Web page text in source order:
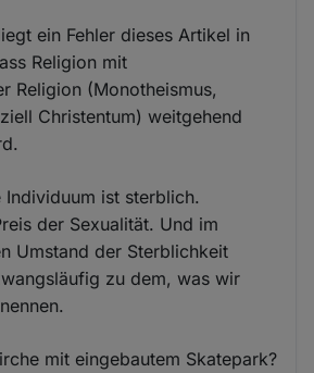
ein Fehler dieses Artikel in
Religion mit
Religion (Monotheismus,
Christentum) weitgehend
Individuum ist sterblich.
der Sexualität. Und im
Umstand der Sterblichkeit
zu dem, was wir
mit eingebautem Skatepark?